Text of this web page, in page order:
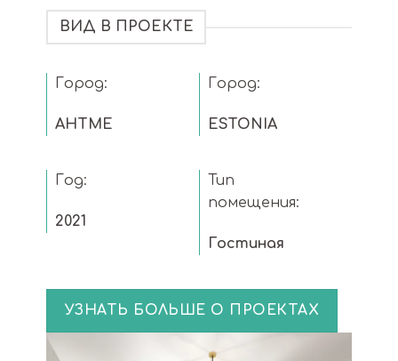
ВИД В ПРОЕКТЕ
Город:
AHTME
Город:
ESTONIA
Год:
2021
Тип
помещения:
Гостиная
УЗНАТЬ БОЛЬШЕ О ПРОЕКТАХ